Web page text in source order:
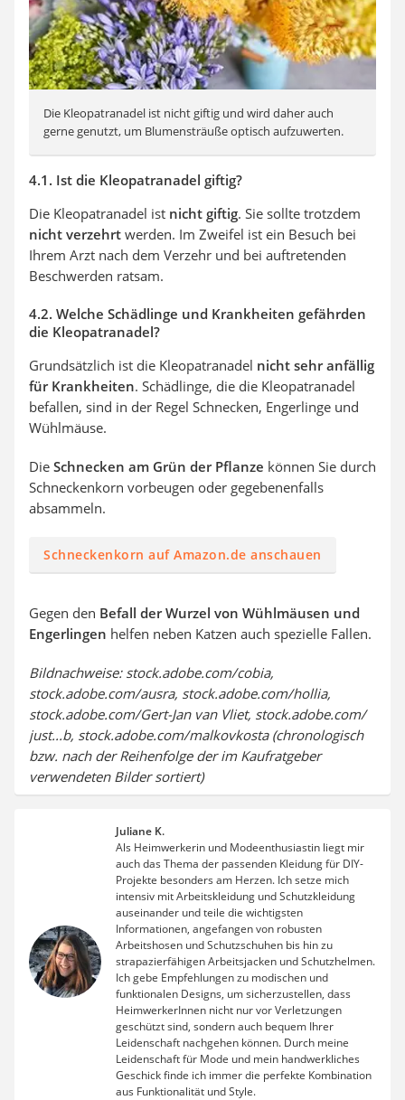
Die Kleopatranadel ist nicht giftig und wird daher auch
gerne genutzt, um Blumensträuße optisch aufzuwerten.
4.1. Ist die Kleopatranadel giftig?
Die Kleopatranadel ist nicht giftig. Sie sollte trotzdem
nicht verzehrt werden. Im Zweifel ist ein Besuch bei
Ihrem Arzt nach dem Verzehr und bei auftretenden
Beschwerden ratsam.
4.2. Welche Schädlinge und Krankheiten gefährden
die Kleopatranadel?
Grundsätzlich ist die Kleopatranadel nicht sehr anfällig
für Krankheiten. Schädlinge, die die Kleopatranadel
befallen, sind in der Regel Schnecken, Engerlinge und
Wühlmäuse.
Die Schnecken am Grün der Pflanze können Sie durch
Schneckenkorn vorbeugen oder gegebenenfalls
absammeln.
Schneckenkorn auf Amazon.de anschauen
Gegen den Befall der Wurzel von Wühlmäusen und
Engerlingen helfen neben Katzen auch spezielle Fallen.
Bildnachweise: stock.adobe.com/cobia,
stock.adobe.com/ausra, stock.adobe.com/hollia,
stock.adobe.com/Gert-Jan van Vliet, stock.adobe.com/
just...b, stock.adobe.com/malkovkosta (chronologisch
bzw. nach der Reihenfolge der im Kaufratgeber
verwendeten Bilder sortiert)
Juliane K.
Als Heimwerkerin und Modeenthusiastin liegt mir
auch das Thema der passenden Kleidung für DIY-
Projekte besonders am Herzen. Ich setze mich
intensiv mit Arbeitskleidung und Schutzkleidung
auseinander und teile die wichtigsten
Informationen, angefangen von robusten
Arbeitshosen und Schutzschuhen bis hin zu
strapazierfähigen Arbeitsjacken und Schutzhelmen.
Ich gebe Empfehlungen zu modischen und
funktionalen Designs, um sicherzustellen, dass
HeimwerkerInnen nicht nur vor Verletzungen
geschützt sind, sondern auch bequem Ihrer
Leidenschaft nachgehen können. Durch meine
Leidenschaft für Mode und mein handwerkliches
Geschick finde ich immer die perfekte Kombination
aus Funktionalität und Style.